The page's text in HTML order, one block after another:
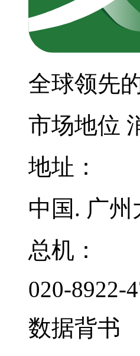
全球领先
市场地位
地址：
中国. 广州
总机：
020-8922-
数据背书